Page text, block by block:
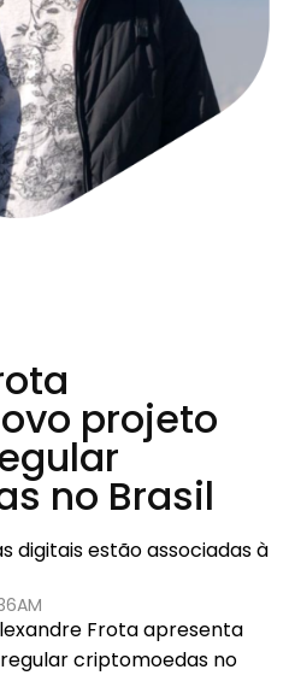
projeto
no Brasil
digitais estão associadas à